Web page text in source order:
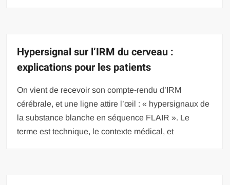
Hypersignal sur l’IRM du cerveau :
explications pour les patients
On vient de recevoir son compte-rendu d’IRM
cérébrale, et une ligne attire l’œil : « hypersignaux de
la substance blanche en séquence FLAIR ». Le
terme est technique, le contexte médical, et